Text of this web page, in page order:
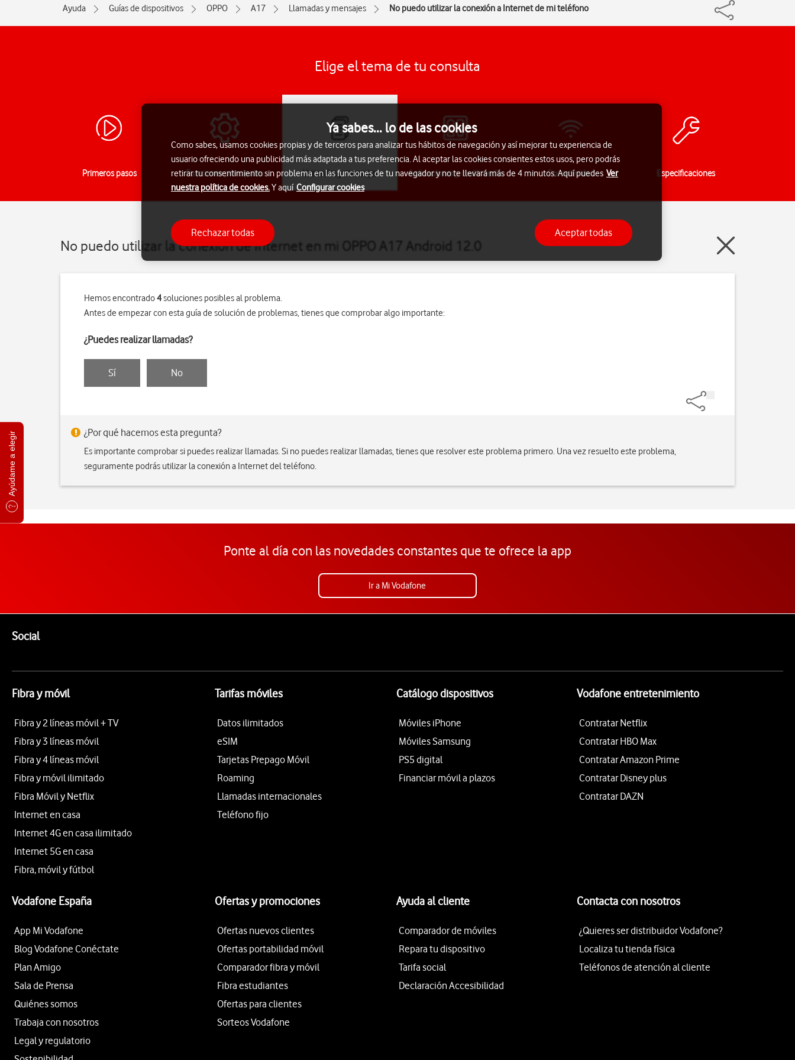
Ayúdame a elegir
Ayuda Guías de dispositivos OPPO A17 Llamadas y mensajes No puedo utilizar la conexión a Internet de mi teléfono
Elige el tema de tu consulta
Primeros pasos Funciones principales Llamadas y mensajes Aplicaciones y multimedia Conectividad Especificaciones
No puedo utilizar la conexión de Internet en mi OPPO A17 Android 12.0
Hemos encontrado4soluciones posibles al problema.
Antes de empezar con esta guía de solución de problemas, tienes que comprobar algo importante:
¿Puedes realizar llamadas?
Sí No
¿Por qué hacemos esta pregunta?
Es importante comprobar si puedes realizar llamadas. Si no puedes realizar llamadas, tienes que resolver este problema primero. Una vez resuelto este problema,
seguramente podrás utilizar la conexión a Internet del teléfono.
Ponte al día con las novedades constantes que te ofrece la app
Ir a Mi Vodafone
SocialEnlaces a las redes sociales de Vodafone
Fibra y móvil
Fibra y 2 líneas móvil + TV
Fibra y 3 líneas móvil
Fibra y 4 líneas móvil
Fibra y móvil ilimitado
Fibra Móvil y Netflix
Internet en casa
Internet 4G en casa ilimitado
Internet 5G en casa
Fibra, móvil y fútbol
Tarifas móviles
Datos ilimitados
eSIM
Tarjetas Prepago Móvil
Roaming
Llamadas internacionales
Teléfono fijo
Catálogo dispositivos
Móviles iPhone
Móviles Samsung
PS5 digital
Financiar móvil a plazos
Vodafone entretenimiento
Contratar Netflix
Contratar HBO Max
Contratar Amazon Prime
Contratar Disney plus
Contratar DAZN
Vodafone España
App Mi Vodafone
Blog Vodafone Conéctate
Plan Amigo
Sala de Prensa
Quiénes somos
Trabaja con nosotros
Legal y regulatorio
Ofertas y promociones
Ofertas nuevos clientes
Ofertas portabilidad móvil
Comparador fibra y móvil
Fibra estudiantes
Ofertas para clientes
Sorteos Vodafone
Ayuda al cliente
Comparador de móviles
Repara tu dispositivo
Tarifa social
Declaración Accesibilidad
Contacta con nosotros
¿Quieres ser distribuidor Vodafone?
Localiza tu tienda física
Teléfonos de atención al cliente
Ya sabes... lo de las cookies
Como sabes, usamos cookies propias y de terceros para analizar tus hábitos de navegación y así mejorar tu experiencia de
usuario ofreciendo una publicidad más adaptada a tus preferencia. Al aceptar las cookies consientes estos usos, pero podrás
retirar tu consentimiento sin problema en las funciones de tu navegador y no te llevará más de 4 minutos. Aquí puedes Ver
nuestra política de cookies.Y aquí Configurar cookies
Rechazar todas Aceptar todas